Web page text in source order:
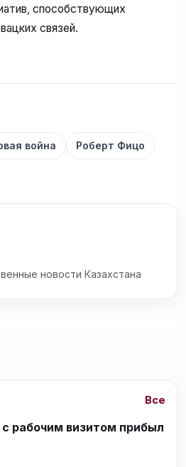
способствующих
связей.
война Роберт Фицо
новости Казахстана
Все
рабочим визитом прибыл